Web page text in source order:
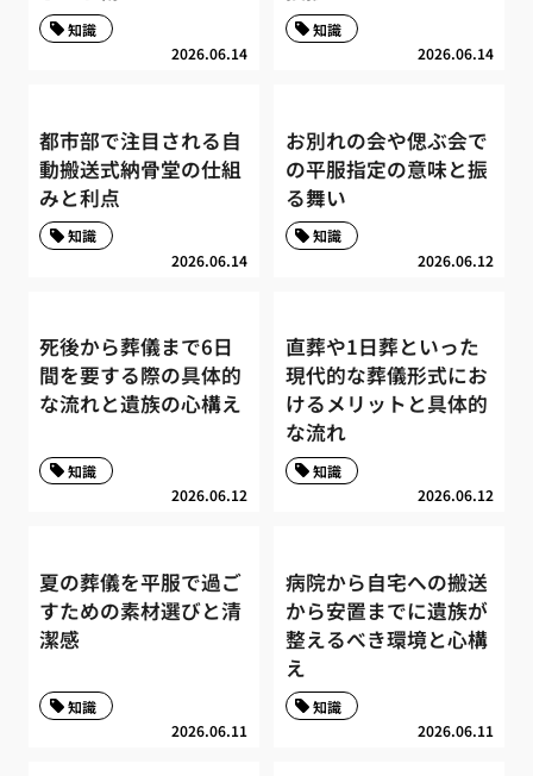
2026.06.14
知識
2026.06.14
知識
都市部で注目される自
動搬送式納骨堂の仕組
みと利点
2026.06.14
知識
お別れの会や偲ぶ会で
の平服指定の意味と振
る舞い
2026.06.12
知識
死後から葬儀まで6日
間を要する際の具体的
な流れと遺族の心構え
2026.06.12
知識
直葬や1日葬といった
現代的な葬儀形式にお
けるメリットと具体的
な流れ
2026.06.12
知識
夏の葬儀を平服で過ご
すための素材選びと清
潔感
2026.06.11
知識
病院から自宅への搬送
から安置までに遺族が
整えるべき環境と心構
え
2026.06.11
知識